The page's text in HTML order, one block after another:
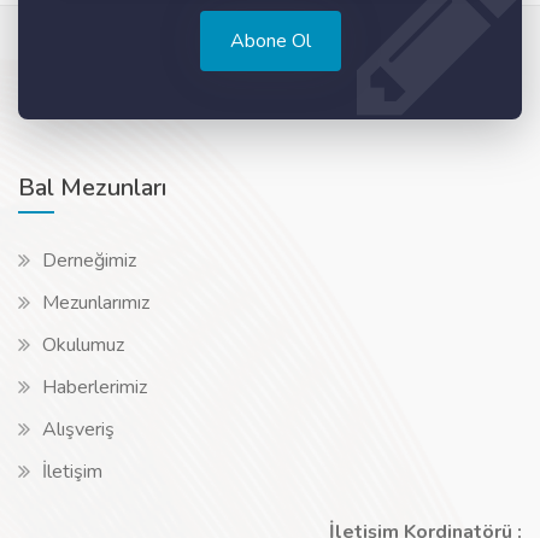
Abone Ol
Bal Mezunları
Derneğimiz
Mezunlarımız
Okulumuz
Haberlerimiz
Alışveriş
İletişim
İletişim Kordinatörü :